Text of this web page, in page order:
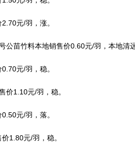
元/羽，涨。
公苗竹料本地销售价0.60元/羽，本地清
元/羽，稳。
价1.10元/羽，稳。
元/羽，落。
1.80元/羽，稳。